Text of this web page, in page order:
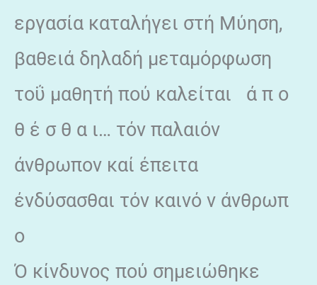
εργασία καταλήγει στή Μύηση,
βαθειά δηλαδή μεταμόρφωση
τοΰ μαθητή πού καλείται ά π ο
θ έ σ θ α ι… τόν παλαιόν
άνθρωπον καί έπειτα
ένδύσασθαι τόν καινό ν άνθρωπ
ο
Ό κίνδυνος πού σημειώθηκε